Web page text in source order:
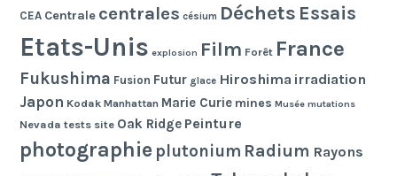
CEA Centrale centrales césium Déchets Essais
Etats-Unis explosion Film Forêt France
Fukushima Fusion Futur glace Hiroshima irradiation
Japon Kodak Manhattan Marie Curie mines Musée mutations
Nevada tests site Oak Ridge Peinture
photographie plutonium Radium Rayons